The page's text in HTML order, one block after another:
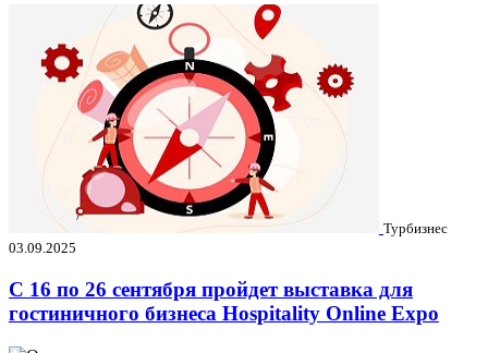
Турбизнес
03.09.2025
C 16 по 26 сентября пройдет выставка для
гостиничного бизнеса Hospitality Online Expo